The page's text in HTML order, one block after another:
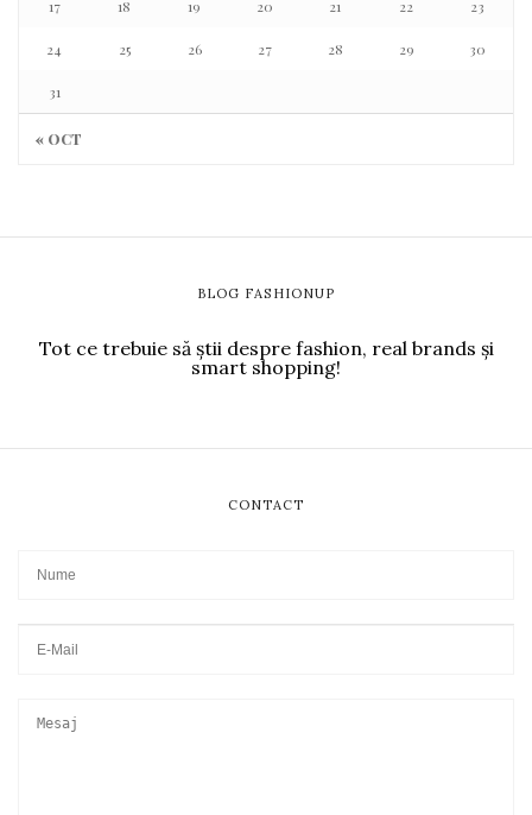
« OCT
17 18 19 20 21 22 23
24 25 26 27 28 29 30
31
BLOG FASHIONUP
Tot ce trebuie să știi despre fashion, real brands și
smart shopping!
CONTACT